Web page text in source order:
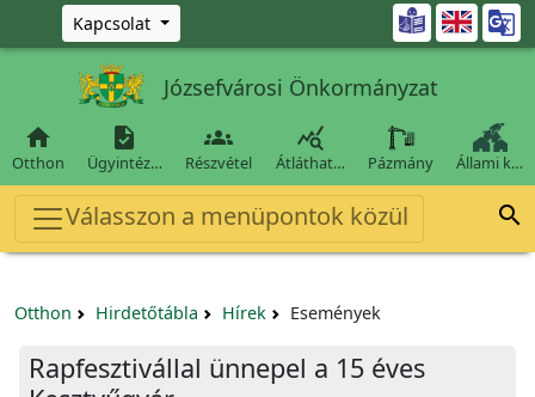
Ugrás a fő tartalomra
Kapcsolat 
Józsefvárosi Önkormányzat

Otthon

Ügyintéz…

Részvétel

Átláthat… Pázmány Állami k…
Válasszon a menüpontok közül 
Otthon Hirdetőtábla Hírek Események
Rapfesztivállal ünnepel a 15 éves